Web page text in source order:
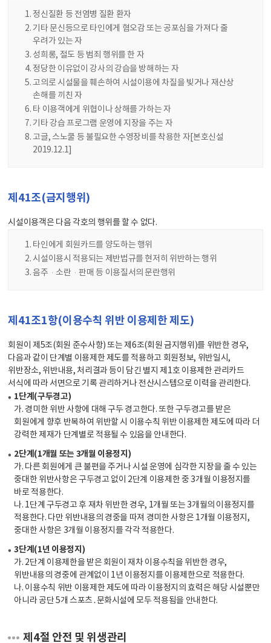
정신질환 등 전염병 질환 환자
기타 문신등으로 타인에게 혐오감 또는 공포심을 가져다 줄
우려가 있는 자
성희롱, 절도 등 범죄 행위를 한 자
정당한 이유없이 강사의 강습을 방해하는 자
고의로 시설물을 훼손하여 시설이용에 차질을 빚거나 재산상
손해를 끼친 자
타 이용객에게 위협이나 상해를 가하는 자
기타 강습 프로그램 운영에 지장을 주는 자
고글, 스노쿨 등 불필요한 수영장비를 착용한 자[본호신설
2019.12.1]
제41조(금지행위)
시설이용객은 다음 각호의 행위를 할 수 없다.
타인에게 회원카드를 양도하는 행위
시설이용시 적용되는 제반법규를 현저히 위반하는 행위
음주·소란·판매 등 이용질서의 문란행위
제41조1항(이용수칙 위반 이용제한 제도)
회원이 제5조(회원 준수사항) 또는 제6조(회원 금지행위)를 위반한 경우,
다음과 같이 단계별 이용제한 제도를 적용하고 회원정보, 위반일시,
위반장소, 위반내용, 처리결과 등이 담긴 별지 제1호 이용제한 관리카드
서식에 따라 서면으로 기록 관리하거나 전산시스템으로 이력을 관리한다.
1단계(구두경고)
가. 경미한 위반 사항에 대해 구두 경고한다. 또한 구두경고를 받은
회원에게 향후 반복하여 위반할 시 이용수칙 위반 이용제한 제도에 따라 더
강력한 제재가 단계별로 적용될 수 있음을 안내한다.
2단계(1개월 또는 3개월 이용정지)
가. 다른 회원에게 큰 불편을 주거나 시설 운영에 심각한 지장을 줄 수 있는
중대한 위반사항은 구두경고 없이 2단계 이용제한 중 3개월 이용정지를
바로 적용한다.
나. 1단계 구두경고 후 재차 위반한 경우, 1개월 또는 3개월의 이용정지를
적용한다. 다만 위반내용의 경중을 따져 경미한 사항은 1개월 이용정지,
중대한 사항은 3개월 이용정지를 각각 적용한다.
3단계(1년 이용정지)
가. 2단계 이용제한을 받은 회원이 재차 이용수칙을 위반한 경우,
위반내용의 경중에 관계없이 1년 이용정지를 이용제한으로 적용한다.
나. 이용수칙 위반 이용제한 제도에 따라 이용정지의 효력은 해당 시설뿐만
아니라 공단 5개 스포츠․문화시설에 모두 적용됨을 안내한다.
제4절 안전 및 위생관리